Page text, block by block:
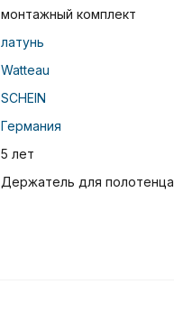
монтажный комплект
латунь
Watteau
SCHEIN
Германия
5 лет
Держатель для полотенца